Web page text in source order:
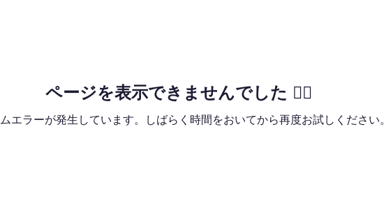
ページを表示できませんでした 🙇‍♂️
エラーが発生しています。しばらく時間をおいてから再度お試しください。